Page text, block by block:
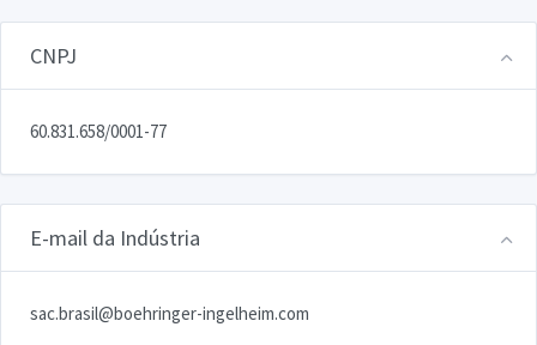
CNPJ
60.831.658/0001-77
E-mail da Indústria
sac.brasil@boehringer-ingelheim.com